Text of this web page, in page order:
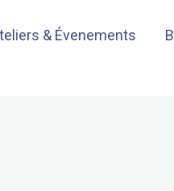
& Évenements